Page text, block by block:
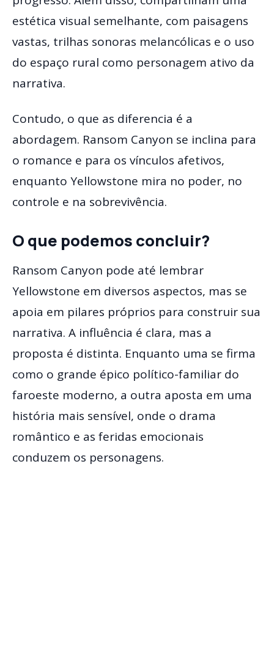
estética visual semelhante, com paisagens
vastas, trilhas sonoras melancólicas e o uso
do espaço rural como personagem ativo da
narrativa.
Contudo, o que as diferencia é a
abordagem. Ransom Canyon se inclina para
o romance e para os vínculos afetivos,
enquanto Yellowstone mira no poder, no
controle e na sobrevivência.
O que podemos concluir?
Ransom Canyon pode até lembrar
Yellowstone em diversos aspectos, mas se
apoia em pilares próprios para construir sua
narrativa. A influência é clara, mas a
proposta é distinta. Enquanto uma se firma
como o grande épico político-familiar do
faroeste moderno, a outra aposta em uma
história mais sensível, onde o drama
romântico e as feridas emocionais
conduzem os personagens.